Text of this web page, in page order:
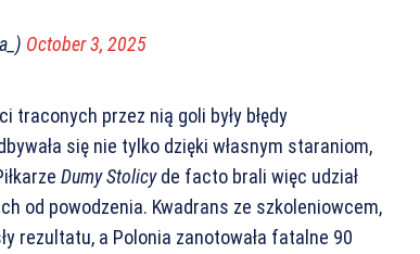
October 3, 2025
przez nią goli były błędy
się nie tylko dzięki własnym staraniom,
Dumy Stolicyde facto brali więc udział
od powodzenia. Kwadrans ze szkoleniowcem,
rezultatu, a Polonia zanotowała fatalne 90